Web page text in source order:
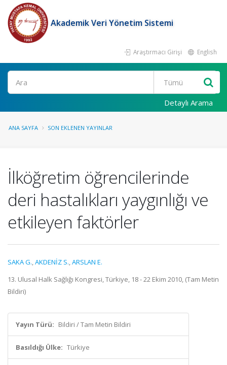
Akademik Veri Yönetim Sistemi
Araştırmacı Girişi English
Ara
Detaylı Arama
ANA SAYFA SON EKLENEN YAYINLAR
İlköğretim öğrencilerinde
deri hastalıkları yaygınlığı ve
etkileyen faktörler
SAKA G.,AKDENİZ S.,ARSLAN E.
13. Ulusal Halk Sağlığı Kongresi, Türkiye, 18 - 22 Ekim 2010, (Tam Metin
Bildiri)
Yayın Türü: Bildiri / Tam Metin Bildiri
Basıldığı Ülke: Türkiye